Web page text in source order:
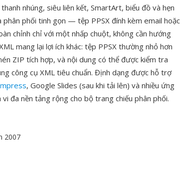
nhúng, siêu liên kết, SmartArt, biểu đồ và hẹn
phối tinh gọn — tệp PPSX đính kèm email hoặc
chỉnh chỉ với một nhấp chuột, không cần hướng
mang lại lợi ích khác: tệp PPSX thường nhỏ hơn
ZIP tích hợp, và nội dung có thể được kiểm tra
công cụ XML tiêu chuẩn. Định dạng được hỗ trợ
, Google Slides (sau khi tải lên) và nhiều ứng
đa nền tảng rộng cho bộ trang chiếu phân phối.
2007